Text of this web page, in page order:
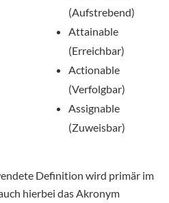
(Aufstrebend)
Attainable
(Erreichbar)
Actionable
(Verfolgbar)
Assignable
(Zuweisbar)
Definition wird primär im
hierbei das Akronym